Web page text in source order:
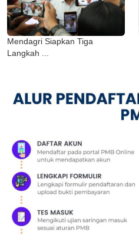
Mendagri Siapkan Tiga
Langkah ...